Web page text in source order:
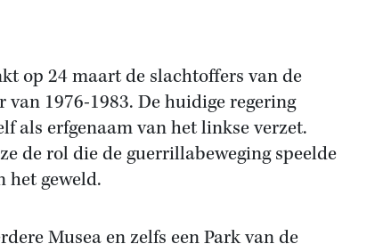
op 24 maart de slachtoffers van de
1976-1983. De huidige regering
als erfgenaam van het linkse verzet.
de rol die de guerrillabeweging speelde
het geweld.
Musea en zelfs een Park van de